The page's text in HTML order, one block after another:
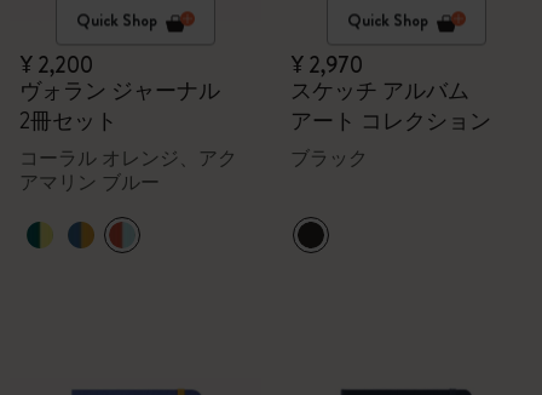
Quick Shop
¥ 2,200
ヴォラン ジャーナル
2冊セット
コーラル オレンジ、アク
アマリン ブルー
Quick Shop
¥ 2,970
スケッチ アルバム
アート コレクション
ブラック